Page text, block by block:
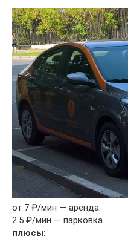
от 7 ₽/мин — аренда
2.5 ₽/мин — парковка
плюсы: